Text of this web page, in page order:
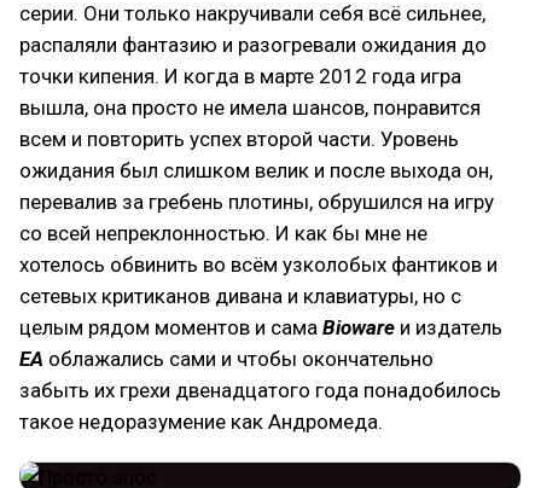
серии. Они только накручивали себя всё сильнее,
распаляли фантазию и разогревали ожидания до
точки кипения. И когда в марте 2012 года игра
вышла, она просто не имела шансов, понравится
всем и повторить успех второй части. Уровень
ожидания был слишком велик и после выхода он,
перевалив за гребень плотины, обрушился на игру
со всей непреклонностью. И как бы мне не
хотелось обвинить во всём узколобых фантиков и
сетевых критиканов дивана и клавиатуры, но с
целым рядом моментов и сама Bioware и издатель
EA облажались сами и чтобы окончательно
забыть их грехи двенадцатого года понадобилось
такое недоразумение как Андромеда.